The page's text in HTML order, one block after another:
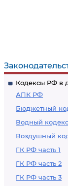
Кодексы РФ в
АПК РФ
Бюджетный
Водный
Воздушный
ГК РФ часть 1
ГК РФ часть 2
ГК РФ часть 3